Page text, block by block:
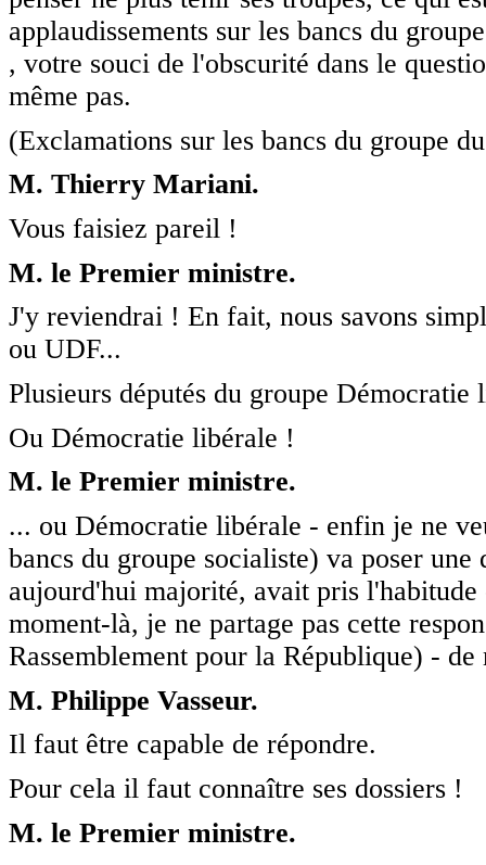
applaudissements sur les bancs du
, votre souci de l'obscurité dans le
même pas.
(Exclamations sur les bancs du groupe
M. Thierry Mariani.
Vous faisiez pareil !
M. le Premier ministre.
J'y reviendrai ! En fait, nous savons
ou UDF...
Plusieurs députés du groupe Démocratie
Ou Démocratie libérale !
M. le Premier ministre.
... ou Démocratie libérale - enfin je ne
bancs du groupe socialiste) va poser
aujourd'hui majorité, avait pris l'habitude
moment-là, je ne partage pas cette
Rassemblement pour la République) - de
M. Philippe Vasseur.
Il faut être capable de répondre.
Pour cela il faut connaître ses dossiers !
M. le Premier ministre.